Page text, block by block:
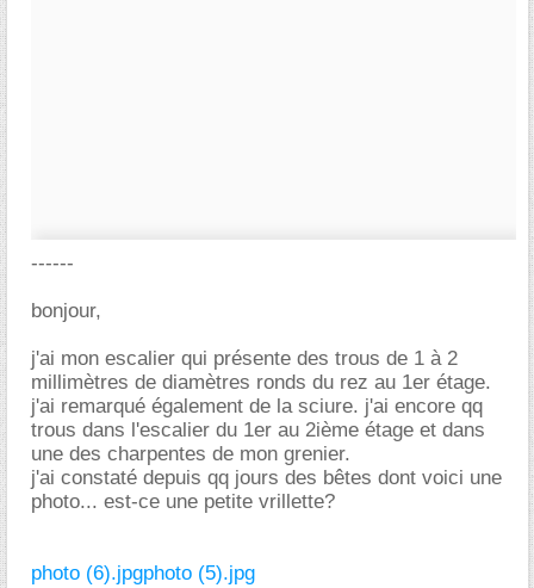
------
bonjour,
j'ai mon escalier qui présente des trous de 1 à 2
millimètres de diamètres ronds du rez au 1er étage.
j'ai remarqué également de la sciure. j'ai encore qq
trous dans l'escalier du 1er au 2ième étage et dans
une des charpentes de mon grenier.
j'ai constaté depuis qq jours des bêtes dont voici une
photo... est-ce une petite vrillette?
photo (6).jpgphoto (5).jpg